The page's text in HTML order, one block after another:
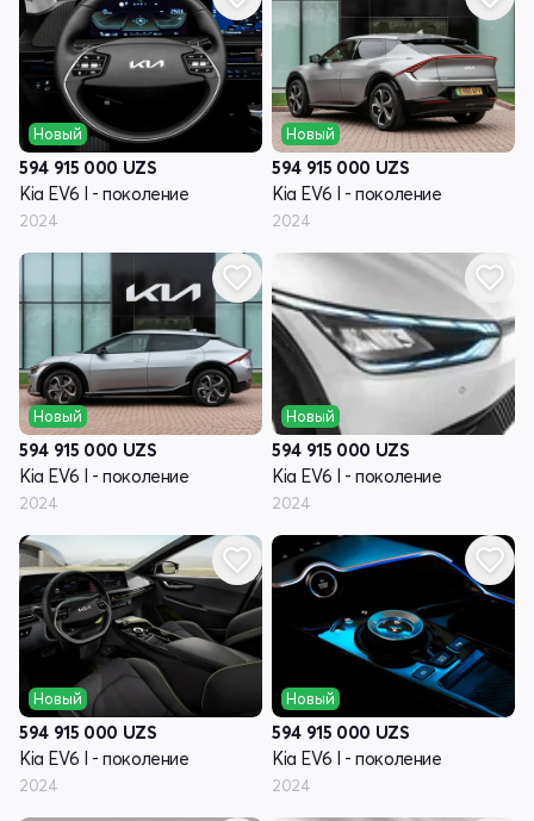
Новый
594 915 000 UZS
Kia EV6 I - поколение
2024
Новый
594 915 000 UZS
Kia EV6 I - поколение
2024
Новый
594 915 000 UZS
Kia EV6 I - поколение
2024
Новый
594 915 000 UZS
Kia EV6 I - поколение
2024
Новый
594 915 000 UZS
Kia EV6 I - поколение
2024
Новый
594 915 000 UZS
Kia EV6 I - поколение
2024